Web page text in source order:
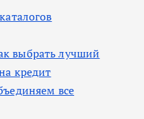
выбрать лучший
кредит
все